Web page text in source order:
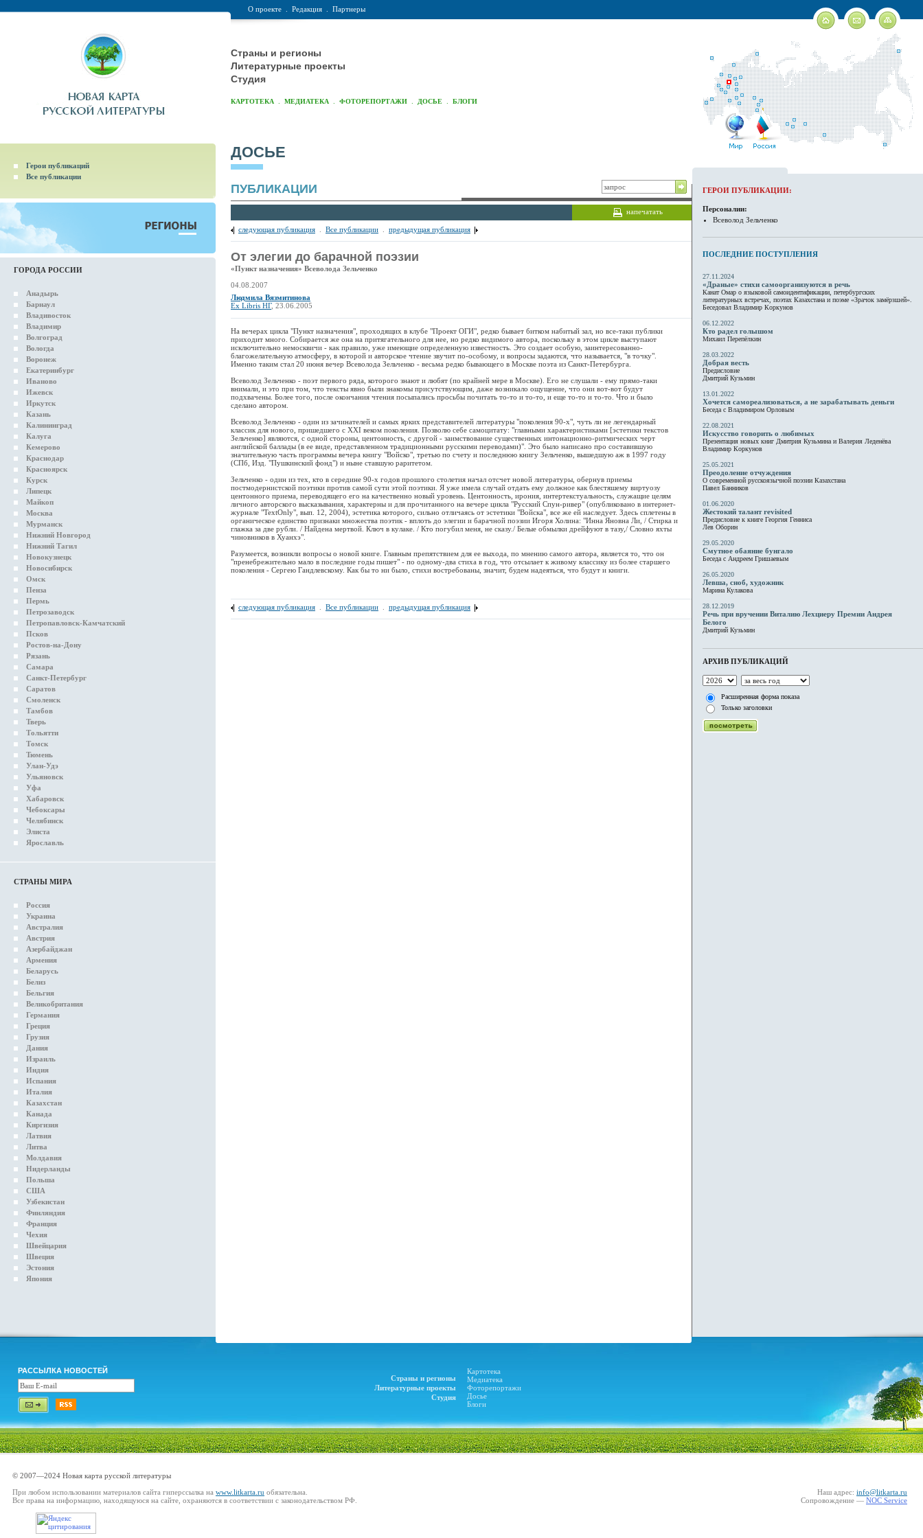
О проекте Редакция Партнеры
Страны и регионы
Литературные проекты
Студия
КАРТОТЕКА МЕДИАТЕКА ФОТОРЕПОРТАЖИ ДОСЬЕ БЛОГИ
Герои публикаций
Все публикации
ГОРОДА РОССИИ
Анадырь
Барнаул
Владивосток
Владимир
Волгоград
Вологда
Воронеж
Екатеринбург
Иваново
Ижевск
Иркутск
Казань
Калининград
Калуга
Кемерово
Краснодар
Красноярск
Курск
Липецк
Майкоп
Москва
Мурманск
Нижний Новгород
Нижний Тагил
Новокузнецк
Новосибирск
Омск
Пенза
Пермь
Петрозаводск
Петропавловск-Камчатский
Псков
Ростов-на-Дону
Рязань
Самара
Санкт-Петербург
Саратов
Смоленск
Тамбов
Тверь
Тольятти
Томск
Тюмень
Улан-Удэ
Ульяновск
Уфа
Хабаровск
Чебоксары
Челябинск
Элиста
Ярославль
СТРАНЫ МИРА
Россия
Украина
Австралия
Австрия
Азербайджан
Армения
Беларусь
Белиз
Бельгия
Великобритания
Германия
Греция
Грузия
Дания
Израиль
Индия
Испания
Италия
Казахстан
Канада
Киргизия
Латвия
Литва
Молдавия
Нидерланды
Польша
США
Узбекистан
Финляндия
Франция
Чехия
Швейцария
Швеция
Эстония
Япония
ДОСЬЕ
ПУБЛИКАЦИИ
напечатать
следующая публикация Все публикации предыдущая публикация
От элегии до барачной поэзии
«Пункт назначения» Всеволода Зельченко
04.08.2007
Людмила Вязмитинова
Ex Libris НГ, 23.06.2005
На вечерах цикла "Пункт назначения", проходящих в клубе "Проект ОГИ", редко бывает битком набитый зал, но все-таки публики
приходит много. Собирается же она на притягательного для нее, но редко видимого автора, поскольку в этом цикле выступают
исключительно немосквичи - как правило, уже имеющие определенную известность. Это создает особую, заинтересованно-
благожелательную атмосферу, в которой и авторское чтение звучит по-особому, и вопросы задаются, что называется, "в точку".
Именно таким стал 20 июня вечер Всеволода Зельченко - весьма редко бывающего в Москве поэта из Санкт-Петербурга.
Всеволод Зельченко - поэт первого ряда, которого знают и любят (по крайней мере в Москве). Его не слушали - ему прямо-таки
внимали, и это при том, что тексты явно были знакомы присутствующим, даже возникало ощущение, что они вот-вот будут
подхвачены. Более того, после окончания чтения посыпались просьбы почитать то-то и то-то, и еще то-то и то-то. Что и было
сделано автором.
Всеволод Зельченко - один из зачинателей и самых ярких представителей литературы "поколения 90-х", чуть ли не легендарный
классик для нового, пришедшего с XXI веком поколения. Позволю себе самоцитату: "главными характеристиками [эстетики текстов
Зельченко] являются, с одной стороны, центонность, с другой - заимствование существенных интонационно-ритмических черт
английской баллады (в ее виде, представленном традиционными русскими переводами)". Это было написано про составившую
значительную часть программы вечера книгу "Войско", третью по счету и последнюю книгу Зельченко, вышедшую аж в 1997 году
(СПб, Изд. "Пушкинский фонд") и ныне ставшую раритетом.
Зельченко - один из тех, кто в середине 90-х годов прошлого столетия начал отсчет новой литературы, обернув приемы
постмодернистской поэтики против самой сути этой поэтики. Я уже имела случай отдать ему должное как блестяшему виртуозу
центонного приема, переводящего его на качественно новый уровень. Центонность, ирония, интертекстуальность, служащие целям
личного авторского высказывания, характерны и для прочитанного на вечере цикла "Русский Спун-ривер" (опубликовано в интернет-
журнале "TextOnly", вып. 12, 2004), эстетика которого, сильно отличаясь от эстетики "Войска", все же ей наследует. Здесь сплетены в
органическое единство признаки множества поэтик - вплоть до элегии и барачной поэзии Игоря Холина: "Инна Яновна Ли, / Стирка и
глажка за две рубли. / Найдена мертвой. Ключ в кулаке. / Кто погубил меня, не сказу./ Белые обмылки дрейфуют в тазу,/ Словно яхты
чиновников в Хуанхэ".
Разумеется, возникли вопросы о новой книге. Главным препятствием для ее выхода, по мнению самого автора, является то, что он
"пренебрежительно мало в последние годы пишет" - по одному-два стиха в год, что отсылает к живому классику из более старшего
поколения - Сергею Гандлевскому. Как бы то ни было, стихи востребованы, значит, будем надеяться, что будут и книги.
следующая публикация Все публикации предыдущая публикация
ГЕРОИ ПУБЛИКАЦИИ:
Персоналии:
Всеволод Зельченко
ПОСЛЕДНИЕ ПОСТУПЛЕНИЯ
27.11.2024
«Драные» стихи самоорганизуются в речь
Канат Омар о языковой самоидентификации, петербургских
литературных встречах, поэтах Казахстана и поэме «Зрачок замёрзшей».
Беседовал Владимир Коркунов
06.12.2022
Кто радел голышом
Михаил Перепёлкин
28.03.2022
Добрая весть
Предисловие
Дмитрий Кузьмин
13.01.2022
Хочется самореализоваться, а не зарабатывать деньги
Беседа с Владимиром Орловым
22.08.2021
Искусство говорить о любимых
Презентация новых книг Дмитрия Кузьмина и Валерия Леденёва
Владимир Коркунов
25.05.2021
Преодоление отчуждения
О современной русскоязычной поэзии Казахстана
Павел Банников
01.06.2020
Жестокий талант revisited
Предисловие к книге Георгия Генниса
Лев Оборин
29.05.2020
Смутное обаяние бунгало
Беседа с Андреем Гришаевым
26.05.2020
Левша, сноб, художник
Марина Кулакова
28.12.2019
Речь при вручении Виталию Лехциеру Премии Андрея
Белого
Дмитрий Кузьмин
АРХИВ ПУБЛИКАЦИЙ
Расширенная форма показа
Только заголовки
РАССЫЛКА НОВОСТЕЙ
Страны и регионы
Литературные проекты
Студия
Картотека
Медиатека
Фоторепортажи
Досье
Блоги
© 2007—2024 Новая карта русской литературы
При любом использовании материалов сайта гиперссылка на www.litkarta.ru обязательна.
Все права на информацию, находящуюся на сайте, охраняются в соответствии с законодательством РФ.
Наш адрес: info@litkarta.ru
Сопровождение — NOC Service